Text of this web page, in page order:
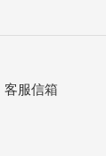
客服信箱